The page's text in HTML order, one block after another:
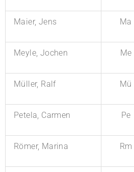
Maier, Jens Ma
Meyle, Jochen Me
Müller, Ralf Mü
Petela, Carmen Pe
Römer, Marina Rm